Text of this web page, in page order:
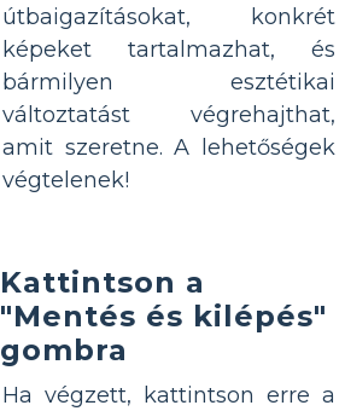
útbaigazításokat, konkrét
képeket tartalmazhat, és
bármilyen esztétikai
változtatást végrehajthat,
amit szeretne. A lehetőségek
végtelenek!
Kattintson a
"Mentés és kilépés"
gombra
Ha végzett, kattintson erre a